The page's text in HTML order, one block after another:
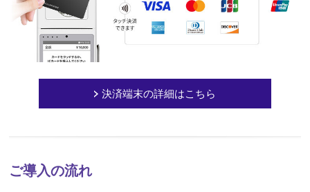
決済端末の詳細はこちら
ご導入の流れ